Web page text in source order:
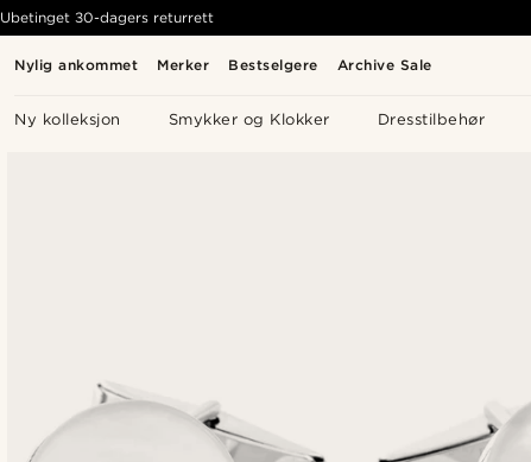
Nylig ankommet Merker Bestselgere Archive Sale
Ny kolleksjon Smykker og Klokker Dresstilbehør
Ubetinget 30-dagers returrett